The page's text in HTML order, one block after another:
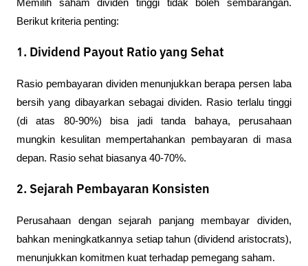
Memilih saham dividen tinggi tidak boleh sembarangan.
Berikut kriteria penting:
1. Dividend Payout Ratio yang Sehat
Rasio pembayaran dividen menunjukkan berapa persen laba
bersih yang dibayarkan sebagai dividen. Rasio terlalu tinggi
(di atas 80-90%) bisa jadi tanda bahaya, perusahaan
mungkin kesulitan mempertahankan pembayaran di masa
depan. Rasio sehat biasanya 40-70%.
2. Sejarah Pembayaran Konsisten
Perusahaan dengan sejarah panjang membayar dividen,
bahkan meningkatkannya setiap tahun (dividend aristocrats),
menunjukkan komitmen kuat terhadap pemegang saham.